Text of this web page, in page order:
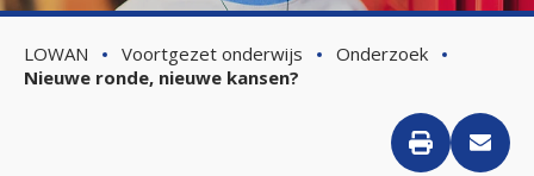
LOWAN Voortgezet onderwijs
Onderzoek
Nieuwe ronde, nieuwe kansen?